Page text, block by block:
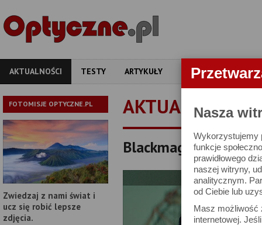
Nasza
Wykorzystujemy
funkcje
prawidłowego
naszej witryny,
analitycznym.
od Ciebie lub
Masz możliwość
internetowej.
AKTUALNOŚCI TESTY ARTYKUŁY APARATY
FOTOMISJE OPTYCZNE.PL
Zwiedzaj z nami świat i
ucz się robić lepsze
zdjęcia.
AKTUALNOŚCI
Blackmagic Pyxis